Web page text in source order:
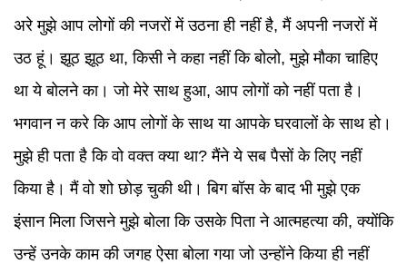
अरे मुझे आप लोगों की नजरों में उठना ही नहीं है, मैं अपनी नजरों में
उठ हूं। झूठ झूठ था, किसी ने कहा नहीं कि बोलो, मुझे मौका चाहिए
था ये बोलने का। जो मेरे साथ हुआ, आप लोगों को नहीं पता है।
भगवान न करे कि आप लोगों के साथ या आपके घरवालों के साथ हो।
मुझे ही पता है कि वो वक्त क्या था? मैंने ये सब पैसों के लिए नहीं
किया है। मैं वो शो छोड़ चुकी थी। बिग बॉस के बाद भी मुझे एक
इंसान मिला जिसने मुझे बोला कि उसके पिता ने आत्महत्या की, क्योंकि
उन्हें उनके काम की जगह ऐसा बोला गया जो उन्होंने किया ही नहीं